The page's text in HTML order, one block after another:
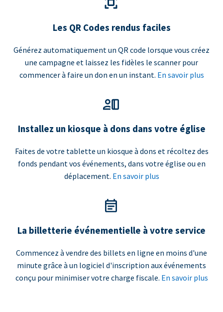
Les QR Codes rendus faciles
Générez automatiquement un QR code lorsque vous créez
une campagne et laissez les fidèles le scanner pour
commencer à faire un don en un instant. En savoir plus
Installez un kiosque à dons dans votre église
Faites de votre tablette un kiosque à dons et récoltez des
fonds pendant vos événements, dans votre église ou en
déplacement. En savoir plus
La billetterie événementielle à votre service
Commencez à vendre des billets en ligne en moins d'une
minute grâce à un logiciel d'inscription aux événements
conçu pour minimiser votre charge fiscale. En savoir plus